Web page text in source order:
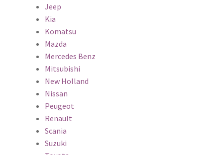
Jeep
Kia
Komatsu
Mazda
Mercedes Benz
Mitsubishi
New Holland
Nissan
Peugeot
Renault
Scania
Suzuki